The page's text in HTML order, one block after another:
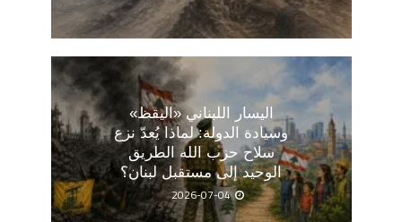
اليسار اللبناني «اليقظ»
وسيادة الدولة: لماذا يُعدّ نزع
سلاح حزب الله الطريق
الوحيد إلى مستقبل لبنان؟
2026-07-04